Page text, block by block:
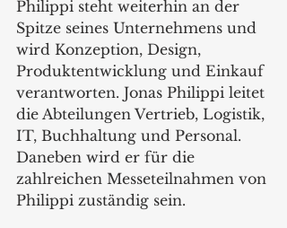
Philippi steht weiterhin an der
Spitze seines Unternehmens und
wird Konzeption, Design,
Produktentwicklung und Einkauf
verantworten. Jonas Philippi leitet
die Abteilungen Vertrieb, Logistik,
IT, Buchhaltung und Personal.
Daneben wird er für die
zahlreichen Messeteilnahmen von
Philippi zuständig sein.